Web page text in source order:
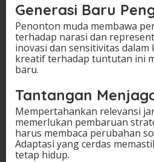
Generasi Baru
Penonton muda membawa
terhadap narasi dan
inovasi dan sensitivitas dalam
kreatif terhadap tuntutan ini
baru.
Tantangan
Mempertahankan relevansi
memerlukan pembaruan
harus membaca perubahan
Adaptasi yang cerdas
tetap hidup.